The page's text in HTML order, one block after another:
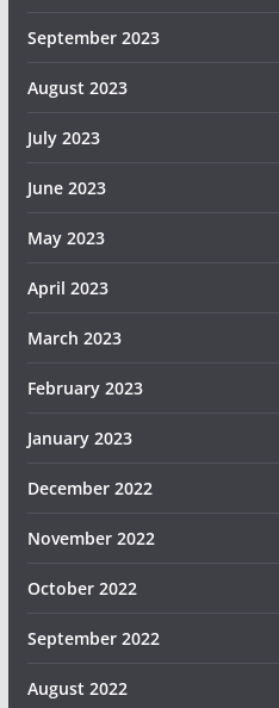
September 2023
August 2023
July 2023
June 2023
May 2023
April 2023
March 2023
February 2023
January 2023
December 2022
November 2022
October 2022
September 2022
August 2022